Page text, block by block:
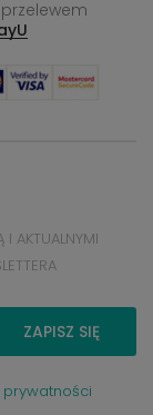
AKTUALNYMI
ZAPISZ SIĘ